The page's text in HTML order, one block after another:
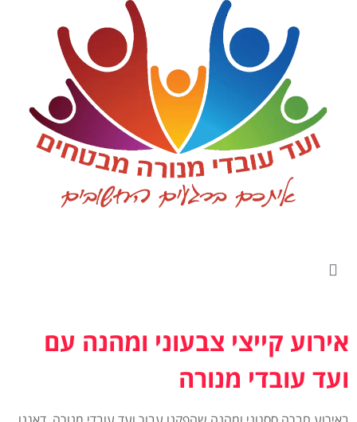
אירוע קייצי צבעוני ומהנה עם
ועד עובדי מנורה